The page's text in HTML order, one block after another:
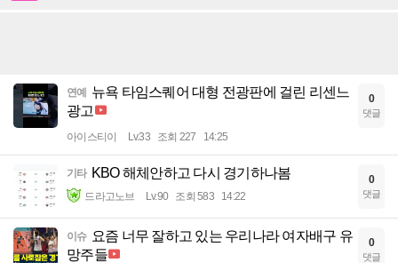
연예 뉴욕 타임스퀘어 대형 전광판에 걸린 리센느
광고
아이스티이 Lv.33 조회 227 14:25
0
댓글
기타 KBO 해체안하고 다시 경기하나봄
드라고노브 Lv.90 조회 583 14:22
0
댓글
이슈 요즘 너무 잘하고 있는 우리나라 여자배구 유
망주들
0
댓글